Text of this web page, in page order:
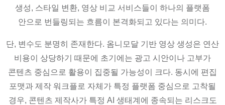
생성, 스타일 변환, 영상 비교 서비스들이 하나의 플랫폼
안으로 번들링되는 흐름이 본격화되고 있다는 의미다.
단, 변수도 분명히 존재한다. 옴니모달 기반 영상 생성은 연산
비용이 상당하기 때문에 초기에는 광고 시안이나 고부가
콘텐츠 중심으로 활용이 집중될 가능성이 크다. 동시에 편집
포맷과 제작 워크플로 자체가 특정 플랫폼 중심으로 고착될
경우, 콘텐츠 제작사가 특정 AI 생태계에 종속되는 리스크도